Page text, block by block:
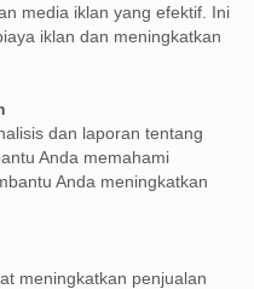
media iklan yang efektif. Ini
iklan dan meningkatkan
dan laporan tentang
Anda memahami
Anda meningkatkan
meningkatkan penjualan